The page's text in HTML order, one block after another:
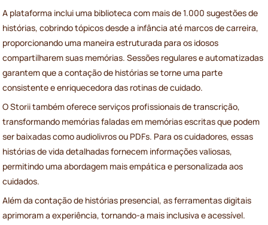
A plataforma inclui uma biblioteca com mais de 1.000 sugestões de
histórias, cobrindo tópicos desde a infância até marcos de carreira,
proporcionando uma maneira estruturada para os idosos
compartilharem suas memórias. Sessões regulares e automatizadas
garantem que a contação de histórias se torne uma parte
consistente e enriquecedora das rotinas de cuidado.
O Storii também oferece serviços profissionais de transcrição,
transformando memórias faladas em memórias escritas que podem
ser baixadas como audiolivros ou PDFs. Para os cuidadores, essas
histórias de vida detalhadas fornecem informações valiosas,
permitindo uma abordagem mais empática e personalizada aos
cuidados.
Além da contação de histórias presencial, as ferramentas digitais
aprimoram a experiência, tornando-a mais inclusiva e acessível.